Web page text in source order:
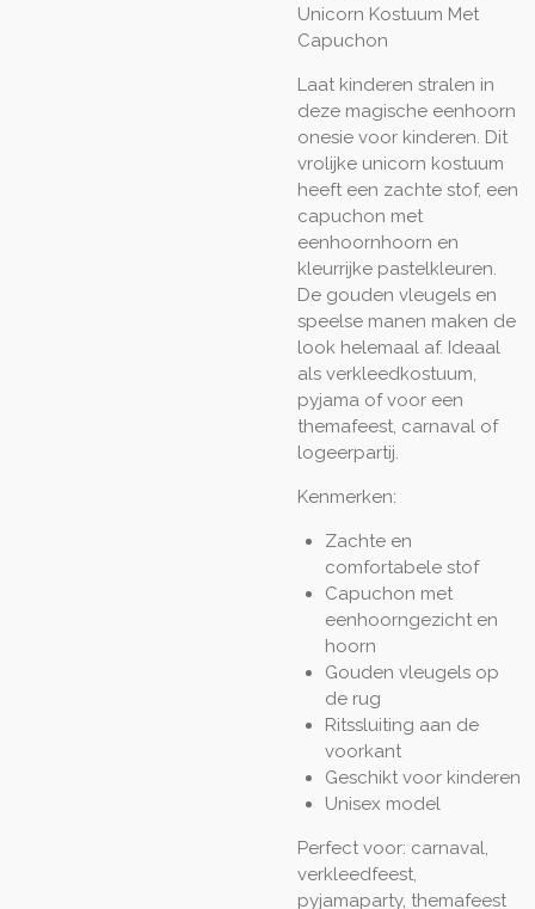
Unicorn Kostuum Met
Capuchon
Laat kinderen stralen in
deze magische eenhoorn
onesie voor kinderen. Dit
vrolijke unicorn kostuum
heeft een zachte stof, een
capuchon met
eenhoornhoorn en
kleurrijke pastelkleuren.
De gouden vleugels en
speelse manen maken de
look helemaal af. Ideaal
als verkleedkostuum,
pyjama of voor een
themafeest, carnaval of
logeerpartij.
Kenmerken:
Zachte en
comfortabele stof
Capuchon met
eenhoorngezicht en
hoorn
Gouden vleugels op
de rug
Ritssluiting aan de
voorkant
Geschikt voor kinderen
Unisex model
Perfect voor: carnaval,
verkleedfeest,
pyjamaparty, themafeest